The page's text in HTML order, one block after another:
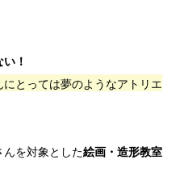
！
とっては夢のようなアトリエ
を対象とした絵画・造形教室